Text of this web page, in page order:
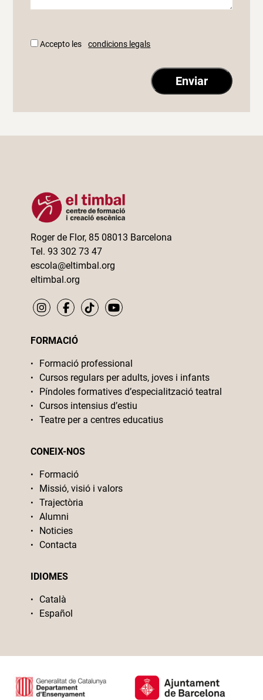
Accepto les condicions legals
Roger de Flor, 85 08013 Barcelona
Tel. 93 302 73 47
escola@eltimbal.org
eltimbal.org
FORMACIÓ
Formació professional
Cursos regulars per adults, joves i infants
Píndoles formatives d’especialització teatral
Cursos intensius d’estiu
Teatre per a centres educatius
CONEIX-NOS
Formació
Missió, visió i valors
Trajectòria
Alumni
Noticies
Contacta
IDIOMES
Català
Español